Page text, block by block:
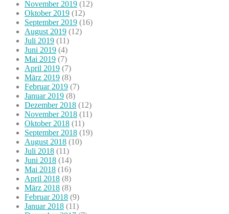
November 2019 (12)
Oktober 2019 (12)
September 2019 (16)
August 2019 (12)
Juli 2019 (11)
Juni 2019 (4)
Mai 2019 (7)
April 2019 (7)
März 2019 (8)
Februar 2019 (7)
Januar 2019 (8)
Dezember 2018 (12)
November 2018 (11)
Oktober 2018 (11)
September 2018 (19)
August 2018 (10)
Juli 2018 (11)
Juni 2018 (14)
Mai 2018 (16)
April 2018 (8)
März 2018 (8)
Februar 2018 (9)
Januar 2018 (11)